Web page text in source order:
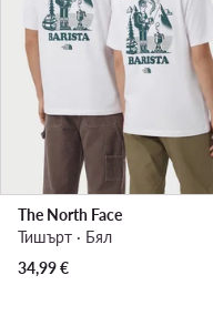
The North Face
Тишърт · Бял
34,99€